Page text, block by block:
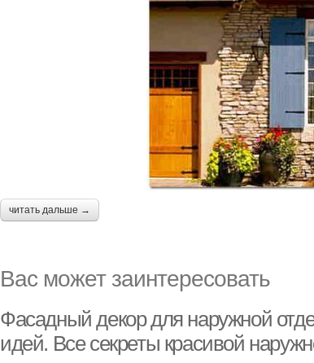
читать дальше →
Вас может заинтересовать
Фасадный декор для наружной
идей. Все секреты красивой